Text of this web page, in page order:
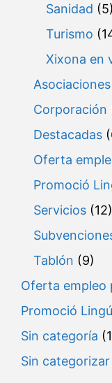
Sanidad (5)
Turismo
Xixona en
Asociaciones
Corporación
Destacadas
Oferta
Promoció
Servicios (12)
Tablón (9)
Oferta empleo
Promoció
Sin categoría
Sin categorizar